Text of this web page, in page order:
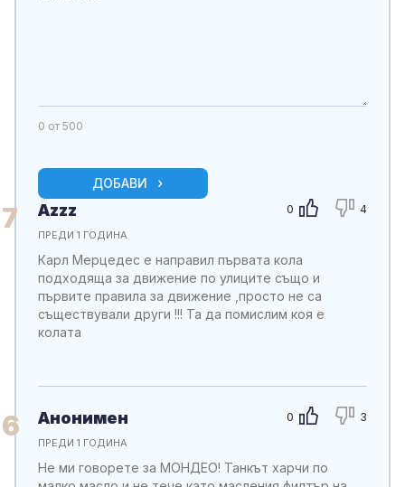
0 от 500
ДОБАВИ
7 0 4
Azzz
ПРЕДИ 1 ГОДИНА
Карл Мерцедес е направил първата кола
подходяща за движение по улиците също и
първите правила за движение ,просто не са
съществували други !!! Та да помислим коя е
колата
6 0 3
Анонимен
ПРЕДИ 1 ГОДИНА
Не ми говорете за МОНДЕО! Танкът харчи по